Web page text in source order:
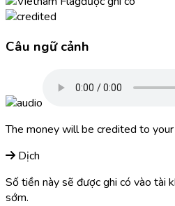
Câu ngữ cảnh
The money will be credited to
Dịch
Số tiền này sẽ được ghi có vào tài
sớm.